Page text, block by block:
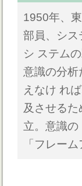
1950年、
部員、シス
シ ステム
意識の分析
えなけ れ
及させる
立。意識
「フレー